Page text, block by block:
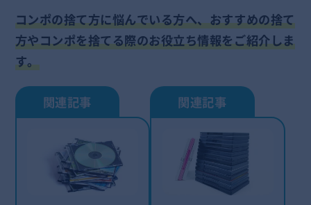
コンポの捨て方に悩んでいる方へ、おすすめの捨て
方やコンポを捨てる際のお役立ち情報をご紹介しま
す。